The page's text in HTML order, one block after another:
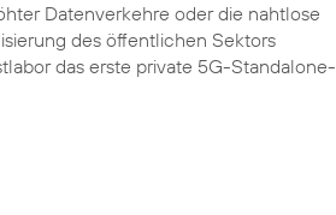
Datenverkehre oder die nahtlose
des öffentlichen Sektors
das erste private 5G-Standalone-